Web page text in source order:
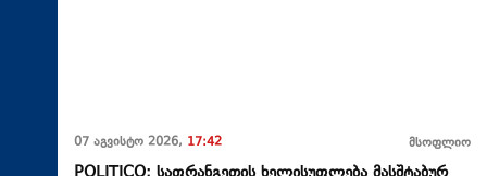
07 აგვისტო 2026, 17:42 მსოფლიო